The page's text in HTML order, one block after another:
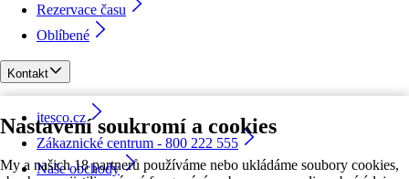
Nastavení soukromí a cookies
My a našich 18 partnerů používáme nebo ukládáme soubory cookies,
Rezervace času
Oblíbené
Kontakt
itesco.cz
Zákaznické centrum - 800 222 555
Naše obchody